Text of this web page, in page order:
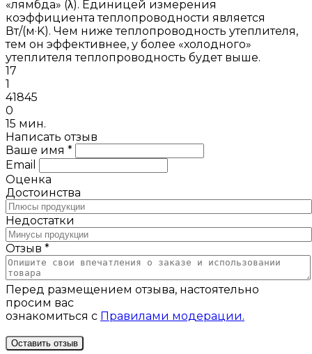
«лямбда» (λ). Единицей измерения
коэффициента теплопроводности является
Вт/(м·K). Чем ниже теплопроводность утеплителя,
тем он эффективнее, у более «холодного»
утеплителя теплопроводность будет выше.
17
1
41845
0
15 мин.
Написать отзыв
Ваше имя *
Email
Оценка
Достоинства
Недостатки
Отзыв *
Перед размещением отзыва, настоятельно
просим вас
ознакомиться с Правилами модерации.